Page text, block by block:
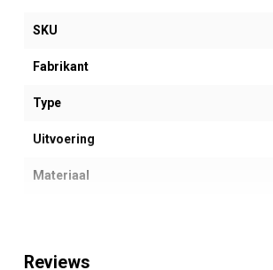
SKU
Fabrikant
Type
Uitvoering
Materiaal
Reviews